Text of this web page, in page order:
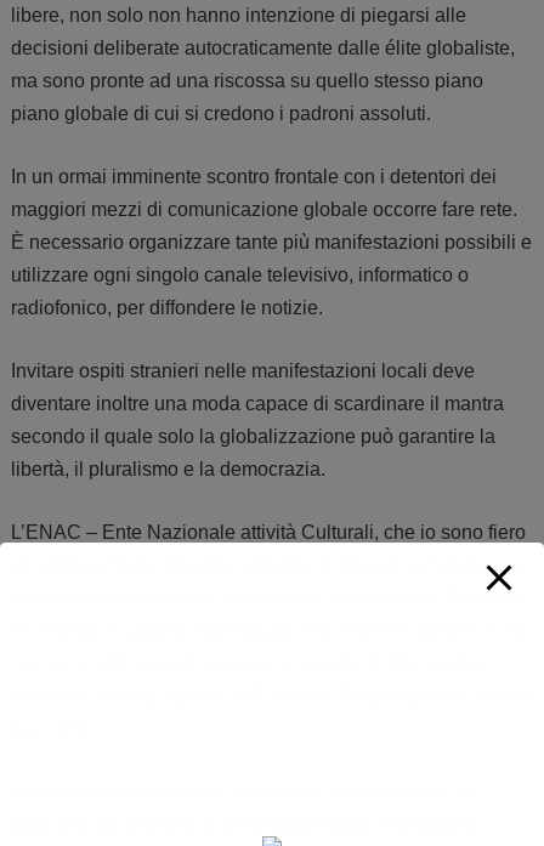
libere, non solo non hanno intenzione di piegarsi alle
decisioni deliberate autocraticamente dalle élite globaliste,
ma sono pronte ad una riscossa su quello stesso piano
piano globale di cui si credono i padroni assoluti.
In un ormai imminente scontro frontale con i detentori dei
maggiori mezzi di comunicazione globale occorre fare rete.
È necessario organizzare tante più manifestazioni possibili e
utilizzare ogni singolo canale televisivo, informatico o
radiofonico, per diffondere le notizie.
Invitare ospiti stranieri nelle manifestazioni locali deve
diventare inoltre una moda capace di scardinare il mantra
secondo il quale solo la globalizzazione può garantire la
libertà, il pluralismo e la democrazia.
L’ENAC – Ente Nazionale attività Culturali, che io sono fiero
di rappresentare, sta organizzando in Italia un convegno con
l’obiettivo di riallacciare i rapporti tra Siria ed Italia. Rapporti